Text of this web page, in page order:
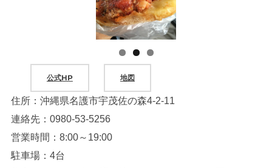
公式HP 地図
住所：沖縄県名護市宇茂佐の森4-2-11
連絡先：0980-53-5256
営業時間：8:00～19:00
駐車場：4台